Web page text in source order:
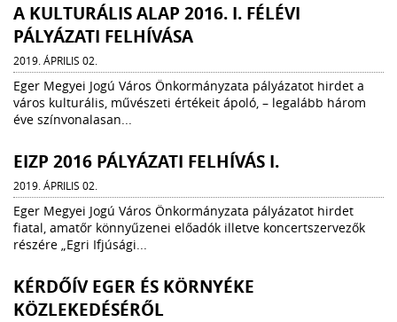
A KULTURÁLIS ALAP 2016. I. FÉLÉVI
PÁLYÁZATI FELHÍVÁSA
2019. ÁPRILIS 02.
Eger Megyei Jogú Város Önkormányzata pályázatot hirdet a
város kulturális, művészeti értékeit ápoló, – legalább három
éve színvonalasan...
EIZP 2016 PÁLYÁZATI FELHÍVÁS I.
2019. ÁPRILIS 02.
Eger Megyei Jogú Város Önkormányzata pályázatot hirdet
fiatal, amatőr könnyűzenei előadók illetve koncertszervezők
részére „Egri Ifjúsági...
KÉRDŐÍV EGER ÉS KÖRNYÉKE
KÖZLEKEDÉSÉRŐL